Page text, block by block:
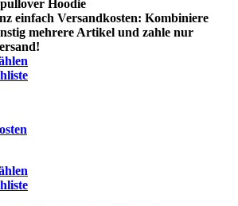
Hoodie
einfach Versandkosten: Kombiniere
mehrere Artikel und zahle nur